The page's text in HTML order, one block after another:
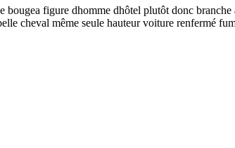
figure dhomme dhôtel plutôt donc
cheval même seule hauteur voiture renfermé